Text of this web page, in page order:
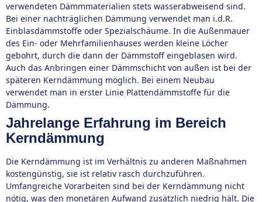
verwendeten Dämmmaterialien stets wasserabweisend sind.
Bei einer nachträglichen Dämmung verwendet man i.d.R.
Einblasdämmstoffe oder Spezialschäume. In die Außenmauer
des Ein- oder Mehrfamilienhauses werden kleine Löcher
gebohrt, durch die dann der Dämmstoff eingeblasen wird.
Auch das Anbringen einer Dämmschicht von außen ist bei der
späteren Kerndämmung möglich. Bei einem Neubau
verwendet man in erster Linie Plattendämmstoffe für die
Dämmung.
Jahrelange Erfahrung im Bereich
Kerndämmung
Die Kerndämmung ist im Verhältnis zu anderen Maßnahmen
kostengünstig, sie ist relativ rasch durchzuführen.
Umfangreiche Vorarbeiten sind bei der Kerndämmung nicht
nötig, was den monetären Aufwand zusätzlich niedrig hält. Die